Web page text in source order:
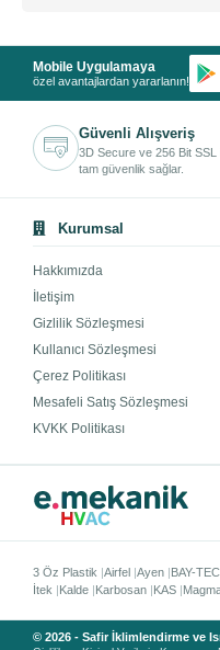
Mobile Uygulamaya
özel avantajlardan yararlanın!
Güvenli Alışveriş
3D Secure ve 256 Bit SSL
tam güvenlik sağlar.
Kurumsal
Hakkımızda
İletişim
Gizlilik Sözleşmesi
Kullanıcı Sözleşmesi
Çerez Politikası
Mesafeli Satış Sözleşmesi
KVKK Politikası
3 Öz Plastik Airfel Ayen BAY-TEC
İtek
Kalde Karbosan KAS
© 2026 - Safir İklimlendirme ve